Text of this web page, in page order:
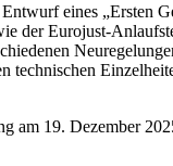
eines „Ersten
der Eurojust-
technischen
am 19. Dezember